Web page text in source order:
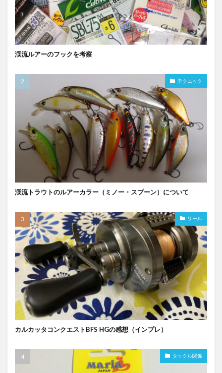
渓流ルアーのフックを考察
テクニック
渓流トラウトのルアーカラー（ミノー・スプーン）について
リール
カルカッタコンクエストBFS HGの感想（インプレ）
タックル関係